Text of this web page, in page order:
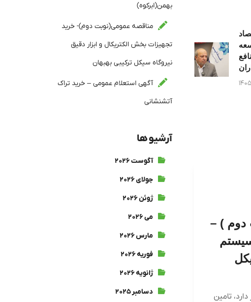
دوم ) –
تامین
بهمن(ابرکوه)
مناقصه عمومی(نوبت دوم)- خرید
تجهیزات بخش الکتریکال و ابزار دقیق
نیروگاه سیکل ترکیبی بهبهان
آگهی استعلام عمومی – خرید تراک
آتشنشانی
آرشیو ها
آگوست ۲۰۲۶
جولای ۲۰۲۶
ژوئن ۲۰۲۶
می ۲۰۲۶
مارس ۲۰۲۶
فوریه ۲۰۲۶
ژانویه ۲۰۲۶
دسامبر ۲۰۲۵